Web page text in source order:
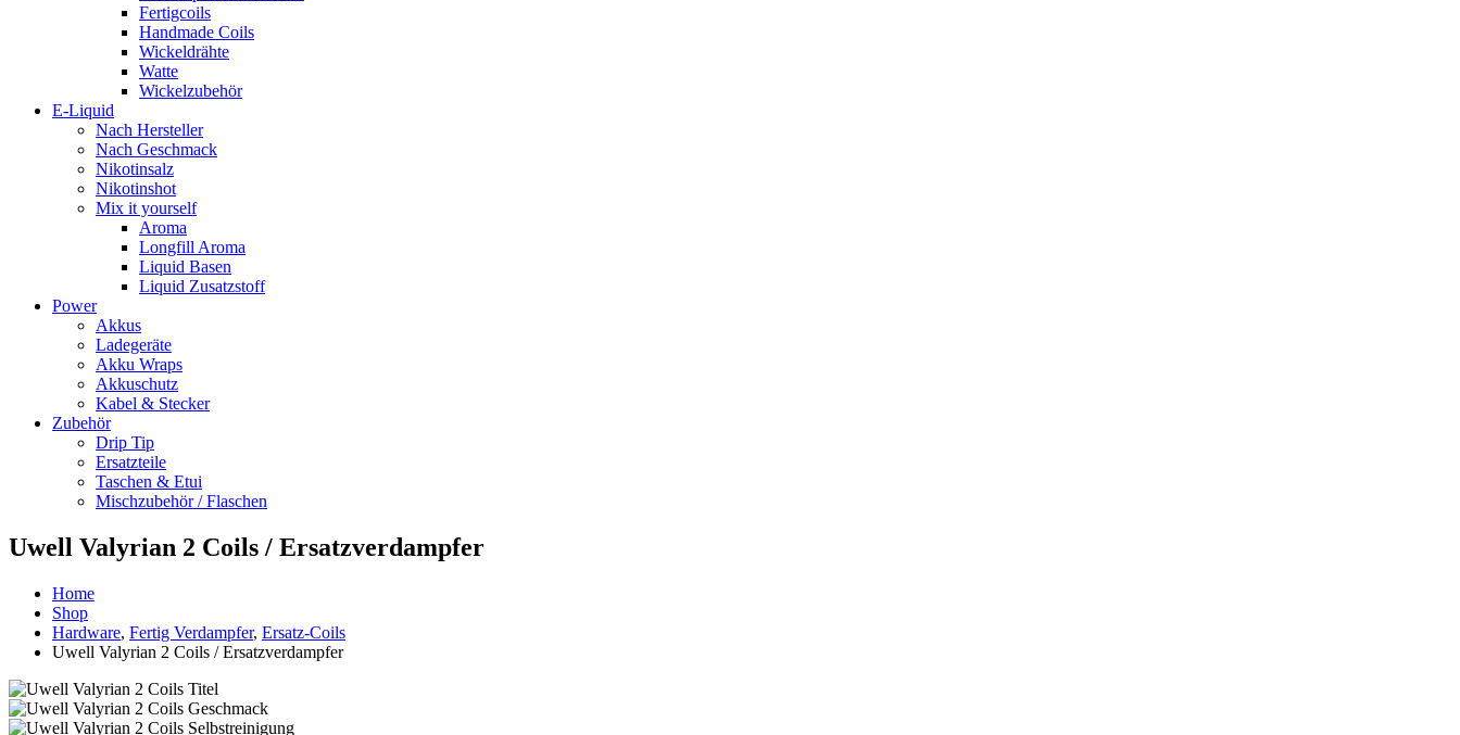
Fertigcoils
Handmade Coils
Wickeldrähte
Watte
Wickelzubehör
E-Liquid
Nach Hersteller
Nach Geschmack
Nikotinsalz
Nikotinshot
Mix it yourself
Aroma
Longfill Aroma
Liquid Basen
Liquid Zusatzstoff
Power
Akkus
Ladegeräte
Akku Wraps
Akkuschutz
Kabel & Stecker
Zubehör
Drip Tip
Ersatzteile
Taschen & Etui
Mischzubehör / Flaschen
Uwell Valyrian 2 Coils / Ersatzverdampfer
Home
Shop
Hardware, Fertig Verdampfer, Ersatz-Coils
Uwell Valyrian 2 Coils / Ersatzverdampfer